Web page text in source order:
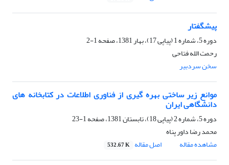
پیشگفتار
دوره 5، شماره 1 (پیاپی 17)، بهار 1381، صفحه
1-2
رحمت الله فتاحی
سخن سردبیر
موانع زیر ساختی بهره گیری از فناوری اطلاعات در کتابخانه های
دانشگاهی ایران
دوره 5، شماره 2 (پیاپی 18)، تابستان 1381، صفحه
1-23
محمد رضا داور پناه
مشاهده مقاله
اصل مقاله 532.67 K